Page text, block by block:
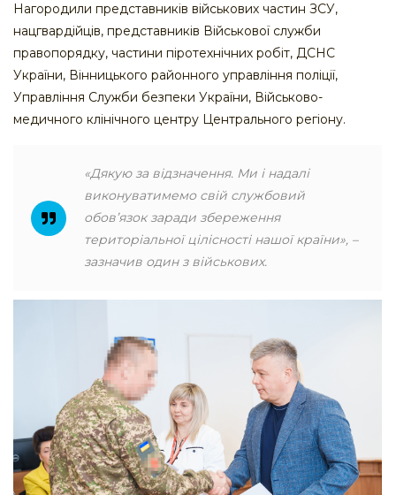
Нагородили представників військових частин ЗСУ,
нацгвардійців, представників Військової служби
правопорядку, частини піротехнічних робіт, ДСНС
України, Вінницького районного управління поліції,
Управління Служби безпеки України, Військово-
медичного клінічного центру Центрального регіону.
«Дякую за відзначення. Ми і надалі
виконуватимемо свій службовий
обов’язок заради збереження
територіальної цілісності нашої країни», –
зазначив один з військових.